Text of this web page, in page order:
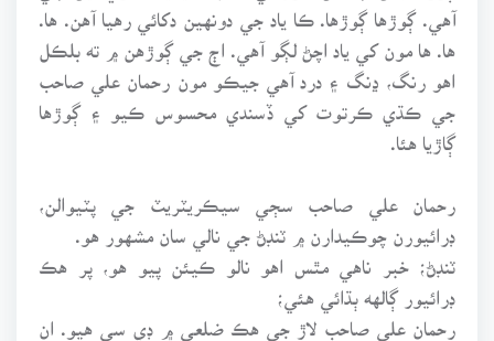
آهي. ڳوڙها ڳوڙها. ڪا ياد جي دونهين دکائي رهيا آهن. ها.
ها. ها مون کي ياد اچڻ لڳو آهي. اڄ جي ڳوڙهن ۾ ته بلڪل
اهو رنگ، ڍنگ ۽ درد آهي جيڪو مون رحمان علي صاحب
جي ڪڌي ڪرتوت کي ڏسندي محسوس ڪيو ۽ ڳوڙها
ڳاڙيا هئا.
رحمان علي صاحب سڄي سيڪريٽريٽ جي پٽيوالن،
ڊرائيورن چوڪيدارن ۾ ٽنڊڻ جي نالي سان مشهور هو.
ٽنڊڻ؛ خبر ناهي مٿس اهو نالو ڪيئن پيو هو، پر هڪ
ڊرائيور ڳالهه ٻڌائي هئي؛
رحمان علي صاحب لاڙ جي هڪ ضلعي ۾ ڊي سي هيو. ان